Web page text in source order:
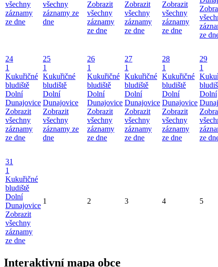
všechny
záznamy
ze dne
všechny
záznamy ze
dne
Zobrazit
všechny
záznamy
ze dne
Zobrazit
všechny
záznamy
ze dne
Zobrazit
všechny
záznamy
ze dne
ze
24
1
Kukuřičné
bludiště
Dolní
Dunajovice
Zobrazit
všechny
záznamy
ze dne
25
1
Kukuřičné
bludiště
Dolní
Dunajovice
Zobrazit
všechny
záznamy ze
dne
26
1
Kukuřičné
bludiště
Dolní
Dunajovice
Zobrazit
všechny
záznamy
ze dne
27
1
Kukuřičné
bludiště
Dolní
Dunajovice
Zobrazit
všechny
záznamy
ze dne
28
1
Kukuřičné
bludiště
Dolní
Dunajovice
Zobrazit
všechny
záznamy
ze dne
29
1
Dolní
ze
31
1
Kukuřičné
bludiště
Dolní
Dunajovice
Zobrazit
všechny
záznamy
ze dne
1 2 3 4 5
Interaktivní mapa obce